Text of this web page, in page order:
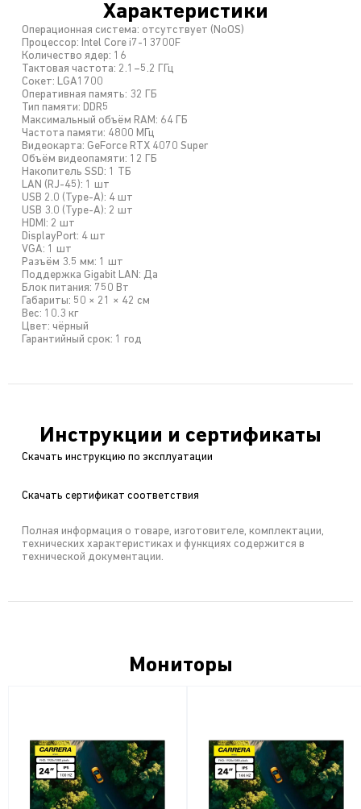
Характеристики
Операционная система: отсутствует (NoOS)
Процессор: Intel Core i7-13700F
Количество ядер: 16
Тактовая частота: 2.1–5.2 ГГц
Сокет: LGA1700
Оперативная память: 32 ГБ
Тип памяти: DDR5
Максимальный объём RAM: 64 ГБ
Частота памяти: 4800 МГц
Видеокарта: GeForce RTX 4070 Super
Объём видеопамяти: 12 ГБ
Накопитель SSD: 1 ТБ
LAN (RJ-45): 1 шт
USB 2.0 (Type-A): 4 шт
USB 3.0 (Type-A): 2 шт
HDMI: 2 шт
DisplayPort: 4 шт
VGA: 1 шт
Разъём 3.5 мм: 1 шт
Поддержка Gigabit LAN: Да
Блок питания: 750 Вт
Габариты: 50 × 21 × 42 см
Вес: 10.3 кг
Цвет: чёрный
Гарантийный срок: 1 год
Инструкции и сертификаты
Скачать инструкцию по эксплуатации
Скачать сертификат соответствия
Полная информация о товаре, изготовителе, комплектации,
технических характеристиках и функциях содержится в
технической документации.
Мониторы